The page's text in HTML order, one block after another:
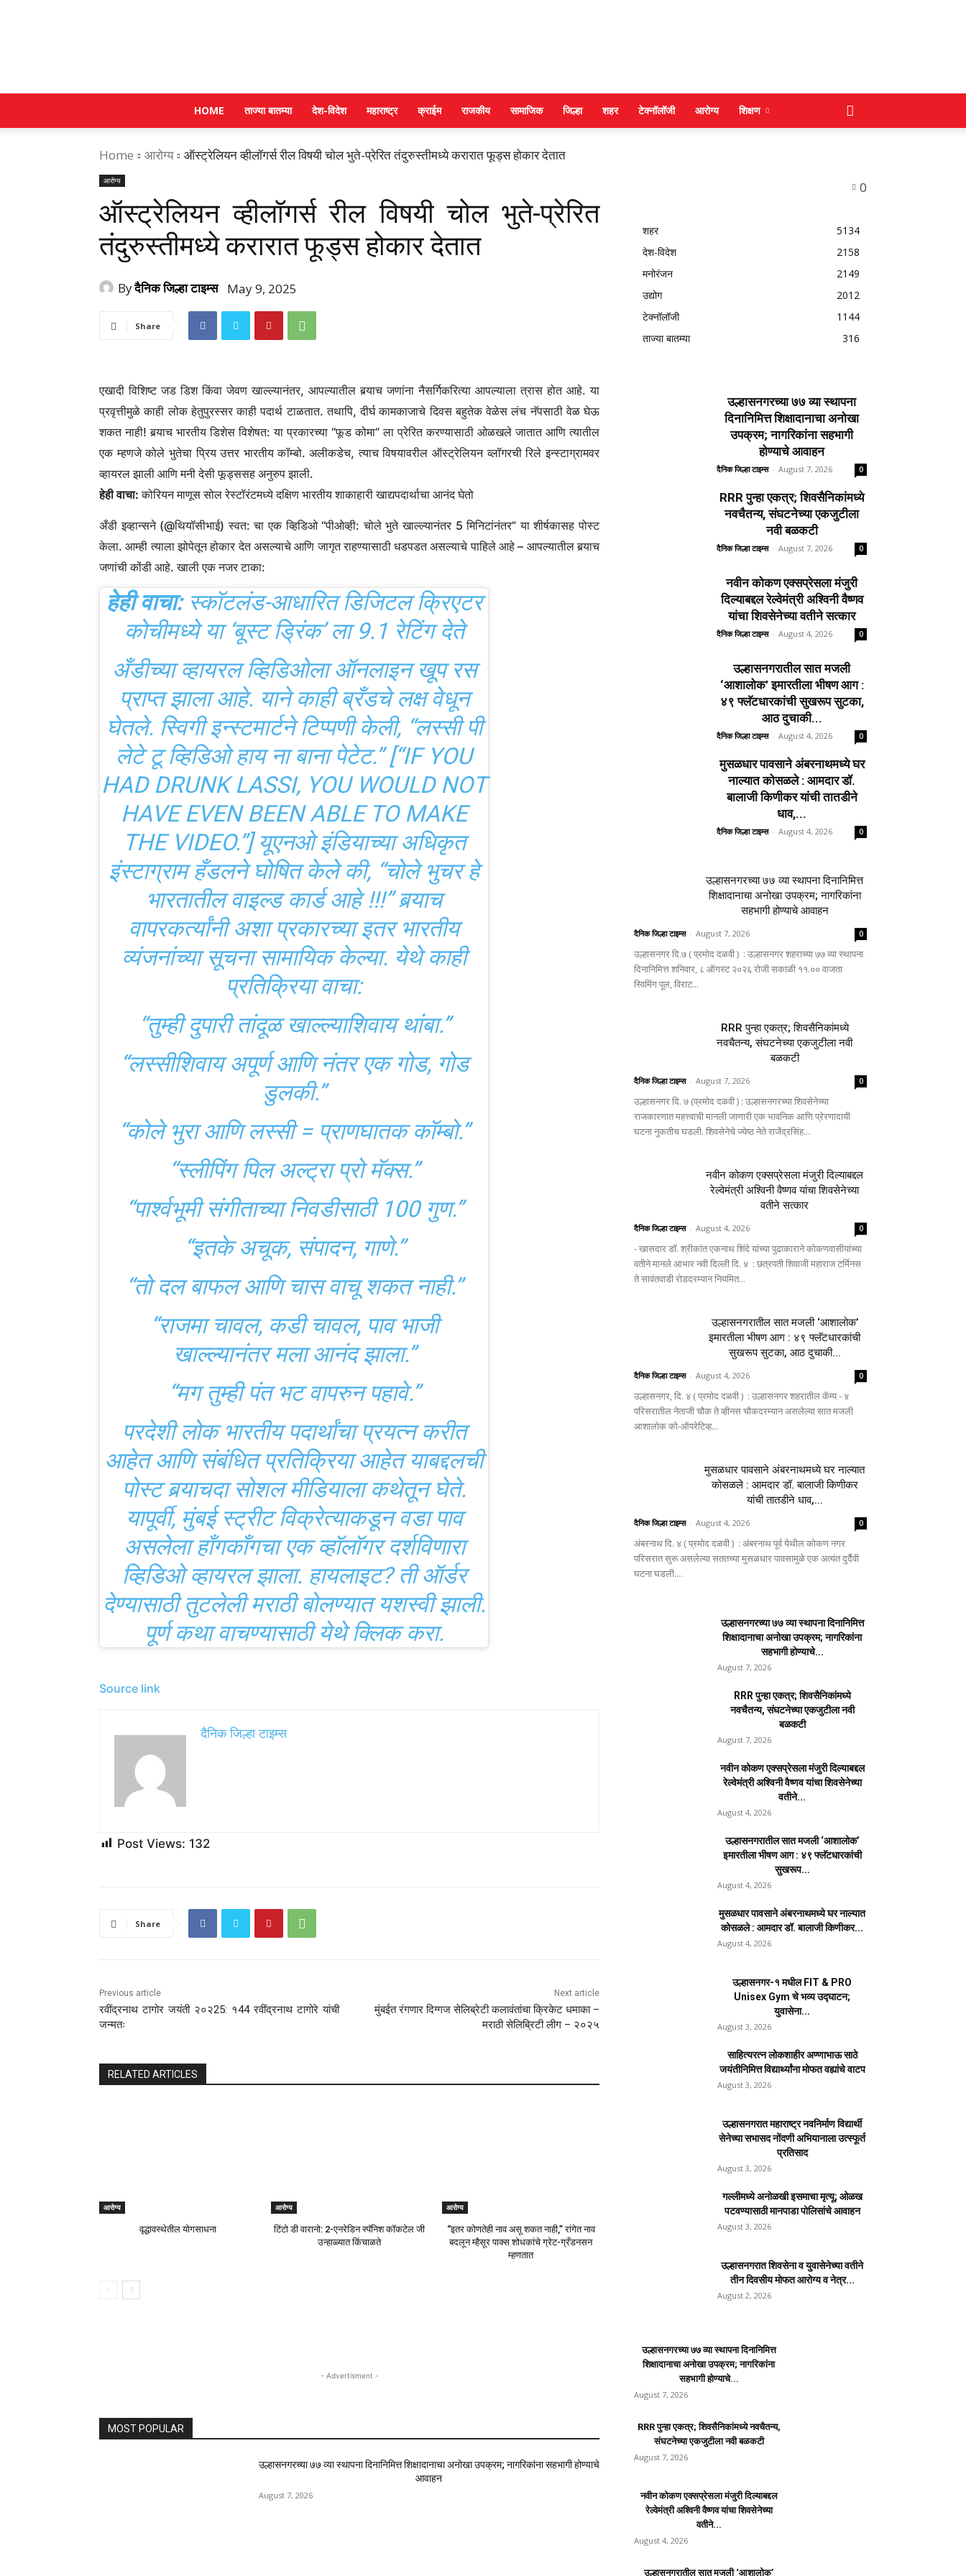
DAINIK
HOME ताज्या बातम्या देश-विदेश महाराष्ट्र क्राईम राजकीय सामाजिक जिल्हा शहर टेक्नॉलॉजी आरोग्य शिक्षण
Home आरोग्य ऑस्ट्रेलियन व्हीलॉगर्स रील विषयी चोल भुते-प्रेरित तंदुरुस्तीमध्ये करारात फूड्स होकार देतात
आरोग्य
ऑस्ट्रेलियन व्हीलॉगर्स रील विषयी चोल भुते-प्रेरित
तंदुरुस्तीमध्ये करारात फूड्स होकार देतात
Byदैनिक जिल्हा टाइम्स May 9, 2025
Share
एखादी विशिष्ट जड डिश किंवा जेवण खाल्ल्यानंतर, आपल्यातील बर्‍याच जणांना नैसर्गिकरित्या आपल्याला त्रास होत आहे. या
प्रवृत्तीमुळे काही लोक हेतुपुरस्सर काही पदार्थ टाळतात. तथापि, दीर्घ कामकाजाचे दिवस बहुतेक वेळेस लंच नॅपसाठी वेळ घेऊ
शकत नाही! बर्‍याच भारतीय डिशेस विशेषत: या प्रकारच्या “फूड कोमा” ला प्रेरित करण्यासाठी ओळखले जातात आणि त्यातील
एक म्हणजे कोले भुतेचा प्रिय उत्तर भारतीय कॉम्बो. अलीकडेच, त्याच विषयावरील ऑस्ट्रेलियन व्लॉगरची रिले इन्स्टाग्रामवर
व्हायरल झाली आणि मनी देसी फूड्ससह अनुरुप झाली.
हेही वाचा:कोरियन माणूस सोल रेस्टॉरंटमध्ये दक्षिण भारतीय शाकाहारी खाद्यपदार्थाचा आनंद घेतो
अँडी इव्हान्सने (@थियॉसीभाई) स्वत: चा एक व्हिडिओ “पीओव्ही: चोले भुते खाल्ल्यानंतर 5 मिनिटांनंतर” या शीर्षकासह पोस्ट
केला. आम्ही त्याला झोपेतून होकार देत असल्याचे आणि जागृत राहण्यासाठी धडपडत असल्याचे पाहिले आहे – आपल्यातील बर्‍याच
जणांची कोंडी आहे. खाली एक नजर टाका:
हेही वाचा: स्कॉटलंड-आधारित डिजिटल क्रिएटर
कोचीमध्ये या ‘बूस्ट ड्रिंक’ ला 9.1 रेटिंग देते
अँडीच्या व्हायरल व्हिडिओला ऑनलाइन खूप रस
प्राप्त झाला आहे. याने काही ब्रँडचे लक्ष वेधून
घेतले. स्विगी इन्स्टमार्टने टिप्पणी केली,
लेटे टू व्हिडिओ हाय ना बाना पेटेट.”[“IF YOU
HAD DRUNK LASSI, YOU WOULD NOT
HAVE EVEN BEEN ABLE TO MAKE
THE VIDEO.”] यूएनओ इंडियाच्या अधिकृत
इंस्टाग्राम हँडलने घोषित केले की, “चोले भुचर हे
भारतातील वाइल्ड कार्ड आहे !!!” बर्‍याच
वापरकर्त्यांनी अशा प्रकारच्या इतर भारतीय
व्यंजनांच्या सूचना सामायिक केल्या. येथे काही
प्रतिक्रिया वाचा:
“तुम्ही दुपारी तांदूळ खाल्ल्याशिवाय थांबा.”
“लस्सीशिवाय अपूर्ण आणि नंतर एक गोड, गोड
डुलकी.”
“कोले भुरा आणि लस्सी = प्राणघातक कॉम्बो.”
“स्लीपिंग पिल अल्ट्रा प्रो मॅक्स.”
“पार्श्वभूमी संगीताच्या निवडीसाठी 100 गुण.”
“इतके अचूक, संपादन, गाणे.”
“तो दल बाफल आणि चास वाचू शकत नाही.”
“राजमा चावल, कडी चावल, पाव भाजी
परदेशी लोक भारतीय पदार्थांचा प्रयत्न करीत
आहेत आणि संबंधित प्रतिक्रिया आहेत याबद्दलची
पोस्ट बर्‍याचदा सोशल मीडियाला कथेतून घेते.
यापूर्वी, मुंबई स्ट्रीट विक्रेत्याकडून वडा पाव
देण्यासाठी तुटलेली मराठी बोलण्यात यशस्वी झाली.
Source link
0
शहर
5134
देश-विदेश
2158
मनोरंजन
2149
उद्योग
2012
टेक्नॉलॉजी
1144
ताज्या बातम्या
316
उल्हासनगरच्या ७७ व्या स्थापना
दिनानिमित्त शिक्षादानाचा अनोखा
उपक्रम; नागरिकांना सहभागी
होण्याचे आवाहन
दैनिक जिल्हा टाइम्स - August 7, 2026 0
RRR पुन्हा एकत्र; शिवसैनिकांमध्ये
नवचैतन्य, संघटनेच्या एकजुटीला
नवी बळकटी
दैनिक जिल्हा टाइम्स - August 7, 2026 0
नवीन कोकण एक्सप्रेसला मंजुरी
दिल्याबद्दल रेल्वेमंत्री अश्विनी वैष्णव
यांचा शिवसेनेच्या वतीने सत्कार
दैनिक जिल्हा टाइम्स - August 4, 2026 0
उल्हासनगरातील सात मजली
‘आशालोक’ इमारतीला भीषण आग :
४९ फ्लॅटधारकांची सुखरूप सुटका,
आठ दुचाकी...
दैनिक जिल्हा टाइम्स - August 4, 2026 0
मुसळधार पावसाने अंबरनाथमध्ये घर
नाल्यात कोसळले : आमदार डॉ.
बालाजी किणीकर यांची तातडीने
धाव,...
दैनिक जिल्हा टाइम्स - August 4, 2026 0
उल्हासनगरच्या ७७ व्या स्थापना दिनानिमित्त
शिक्षादानाचा अनोखा उपक्रम; नागरिकांना
सहभागी होण्याचे आवाहन
दैनिक जिल्हा टाइम्स - August 7, 2026 0
उल्हासनगर दि.७ ( प्रमोद दळवी ) : उल्हासनगर शहराच्या ७७ व्या स्थापना
दिनानिमित्त शनिवार, ८ ऑगस्ट २०२६ रोजी सकाळी ११.०० वाजता
स्विमिंग पूल, विराट...
RRR पुन्हा एकत्र; शिवसैनिकांमध्ये
नवचैतन्य, संघटनेच्या एकजुटीला नवी
बळकटी
दैनिक जिल्हा टाइम्स - August 7, 2026 0
उल्हासनगर दि. ७ (प्रमोद दळवी ) : उल्हासनगरच्या शिवसेनेच्या
राजकारणात महत्त्वाची मानली जाणारी एक भावनिक आणि प्रेरणादायी
घटना नुकतीच घडली. शिवसेनेचे ज्येष्ठ नेते राजेंद्रसिंह...
नवीन कोकण एक्सप्रेसला मंजुरी दिल्याबद्दल
रेल्वेमंत्री अश्विनी वैष्णव यांचा शिवसेनेच्या
वतीने सत्कार
दैनिक जिल्हा टाइम्स - August 4, 2026 0
- खासदार डॉ. श्रीकांत एकनाथ शिंदे यांच्या पुढाकाराने कोकणवासीयांच्या
वतीने मानले आभार नवी दिल्ली दि. ४ : छत्रपती शिवाजी महाराज टर्मिनस
ते सावंतवाडी रोडदरम्यान नियमित...
उल्हासनगरातील सात मजली ‘आशालोक’
इमारतीला भीषण आग : ४९ फ्लॅटधारकांची
सुखरूप सुटका, आठ दुचाकी...
दैनिक जिल्हा टाइम्स - August 4, 2026 0
उल्हासनगर, दि. ४ ( प्रमोद दळवी ) : उल्हासनगर शहरातील कॅम्प - ४
परिसरातील नेताजी चौक ते व्हीनस चौकदरम्यान असलेल्या सात मजली
आशालोक को-ऑपरेटिव्ह...
मुसळधार पावसाने अंबरनाथमध्ये घर नाल्यात
कोसळले : आमदार डॉ. बालाजी किणीकर
यांची तातडीने धाव,...
दैनिक जिल्हा टाइम्स - August 4, 2026 0
अंबरनाथ दि. ४ ( प्रमोद दळवी ) : अंबरनाथ पूर्व येथील कोकण नगर
परिसरात सुरू असलेल्या सततच्या मुसळधार पावसामुळे एक अत्यंत दुर्दैवी
घटना घडली....
उल्हासनगरच्या ७७ व्या स्थापना दिनानिमित्त
शिक्षादानाचा अनोखा उपक्रम; नागरिकांना
सहभागी होण्याचे...
August 7, 2026
RRR पुन्हा एकत्र; शिवसैनिकांमध्ये
नवचैतन्य, संघटनेच्या एकजुटीला नवी
बळकटी
August 7, 2026
नवीन कोकण एक्सप्रेसला मंजुरी दिल्याबद्दल
रेल्वेमंत्री अश्विनी वैष्णव यांचा शिवसेनेच्या
वतीने...
August 4, 2026
उल्हासनगरातील सात मजली ‘आशालोक’
इमारतीला भीषण आग : ४९ फ्लॅटधारकांची
सुखरूप...
August 4, 2026
मुसळधार पावसाने अंबरनाथमध्ये घर नाल्यात
कोसळले : आमदार डॉ. बालाजी किणीकर...
August 4, 2026
उल्हासनगर-१ मधील FIT & PRO
Unisex Gym चे भव्य उद्घाटन;
युवासेना...
August 3, 2026
साहित्यरत्न लोकशाहीर अण्णाभाऊ साठे
जयंतीनिमित्त विद्यार्थ्यांना मोफत वह्यांचे वाटप
August 3, 2026
उल्हासनगरात महाराष्ट्र नवनिर्माण विद्यार्थी
सेनेच्या सभासद नोंदणी अभियानाला उत्स्फूर्त
प्रतिसाद
August 3, 2026
गल्लीमध्ये अनोळखी इसमाचा मृत्यू; ओळख
पटवण्यासाठी मानपाडा पोलिसांचे आवाहन
August 3, 2026
उल्हासनगरात शिवसेना व युवासेनेच्या वतीने
तीन दिवसीय मोफत आरोग्य व नेत्र...
August 2, 2026
उल्हासनगरच्या ७७ व्या स्थापना दिनानिमित्त
शिक्षादानाचा अनोखा उपक्रम; नागरिकांना
सहभागी होण्याचे...
August 7, 2026
RRR पुन्हा एकत्र; शिवसैनिकांमध्ये नवचैतन्य,
संघटनेच्या एकजुटीला नवी बळकटी
August 7, 2026
नवीन कोकण एक्सप्रेसला मंजुरी दिल्याबद्दल
रेल्वेमंत्री अश्विनी वैष्णव यांचा शिवसेनेच्या
वतीने...
August 4, 2026
उल्हासनगरातील सात मजली ‘आशालोक’